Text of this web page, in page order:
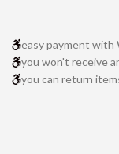
easy payment with
you won't receive
you can return